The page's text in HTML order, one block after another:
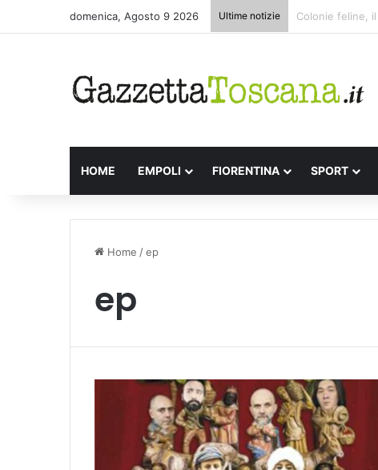
domenica, Agosto 9 2026 Ultime notizie Appuntamenti
HOME EMPOLI FIORENTINA SPORT
Home /ep
ep